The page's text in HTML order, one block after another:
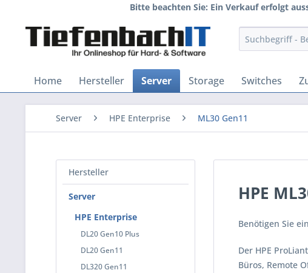
Bitte beachten Sie: Ein Verkauf erfolgt
Home Hersteller Server Storage Switches
Server HPE Enterprise ML30 Gen11
Hersteller
Server
HPE Enterprise
DL20 Gen10 Plus
DL20 Gen11
DL320 Gen11
HPE
Benötigen Sie
Der HPE
Büros, Remote